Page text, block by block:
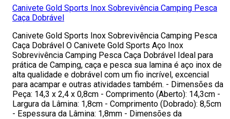
Canivete Gold Sports Inox Sobrevivência Camping Pesca
Caça Dobrável
Canivete Gold Sports Inox Sobrevivência Camping Pesca
Caça Dobrável O Canivete Gold Sports Aço Inox
Sobrevivência Camping Pesca Caça Dobrável Ideal para
prática de Camping, caça e pesca sua lamina é aço inox de
alta qualidade e dobrável com um fio incrível, excencial
para acampar e outras atividades também. - Dimensões da
Peça: 14,3 x 2,4 x 0,8cm - Comprimento (Aberto): 14,3cm -
Largura da Lâmina: 1,8cm - Comprimento (Dobrado): 8,5cm
- Espessura da Lâmina: 1,8mm - Dimensões da